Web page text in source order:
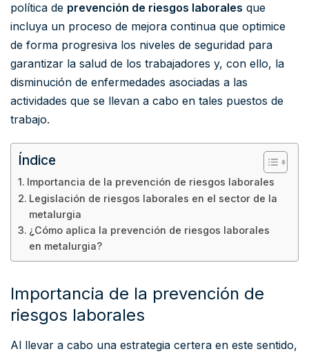
política de prevención de riesgos laborales que
incluya un proceso de mejora continua que optimice
de forma progresiva los niveles de seguridad para
garantizar la salud de los trabajadores y, con ello, la
disminución de enfermedades asociadas a las
actividades que se llevan a cabo en tales puestos de
trabajo.
Índice
Importancia de la prevención de riesgos laborales
Legislación de riesgos laborales en el sector de la
metalurgia
¿Cómo aplica la prevención de riesgos laborales
en metalurgia?
Importancia de la prevención de
riesgos laborales
Al llevar a cabo una estrategia certera en este sentido,